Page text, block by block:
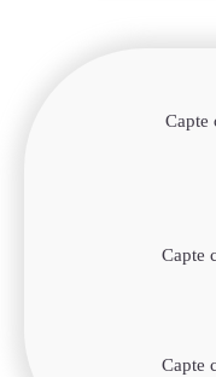
Capte
Capte
Capte